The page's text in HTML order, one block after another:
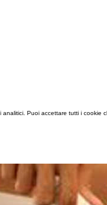
Puoi accettare tutti i cookie